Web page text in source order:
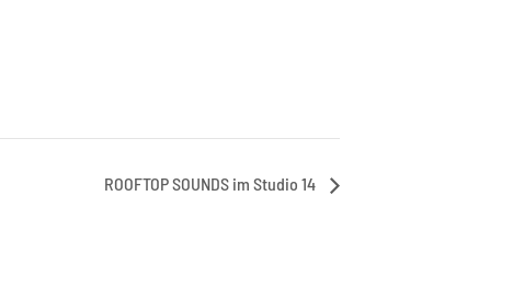
ROOFTOP SOUNDS im Studio 14